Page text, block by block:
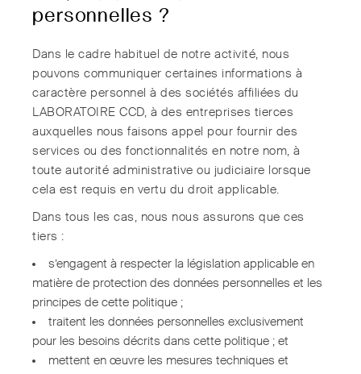
personnelles ?
Dans le cadre habituel de notre activité, nous
pouvons communiquer certaines informations à
caractère personnel à des sociétés affiliées du
LABORATOIRE CCD, à des entreprises tierces
auxquelles nous faisons appel pour fournir des
services ou des fonctionnalités en notre nom, à
toute autorité administrative ou judiciaire lorsque
cela est requis en vertu du droit applicable.
Dans tous les cas, nous nous assurons que ces
tiers :
s’engagent à respecter la législation applicable en
matière de protection des données personnelles et les
principes de cette politique ;
traitent les données personnelles exclusivement
pour les besoins décrits dans cette politique ; et
mettent en œuvre les mesures techniques et